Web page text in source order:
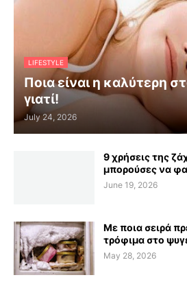
LIFESTYLE
Ποια είναι η καλύτερη
γιατί!
July 24, 2026
9 χρήσεις της
μπορούσες να
June 19, 2026
Με ποια σειρά
τρόφιμα στο
May 28, 2026